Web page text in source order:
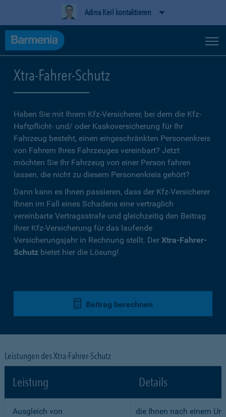
Adina Keil kontaktieren
Xtra-Fahrer-Schutz
Haben Sie mit Ihrem Kfz-Versicherer, bei dem die Kfz-
Haftpflicht- und/ oder Kaskoversicherung für Ihr
Fahrzeug besteht, einen eingeschränkten Personenkreis
von Fahrern Ihres Fahrzeuges vereinbart? Jetzt
möchten Sie Ihr Fahrzeug von einer Person fahren
lassen, die nicht zu diesem Personenkreis gehört?
Dann kann es Ihnen passieren, dass der Kfz-Versicherer
Ihnen im Fall eines Schadens eine vertraglich
vereinbarte Vertragsstrafe und gleichzeitig den Beitrag
Ihrer Kfz-Versicherung für das laufende
Versicherungsjahr in Rechnung stellt. Der Xtra-Fahrer-
Schutz bietet hier die Lösung!
Beitrag berechnen
Leistungen des Xtra-Fahrer-Schutz
Leistung Details
Ausgleich von
die Ihnen nach einem